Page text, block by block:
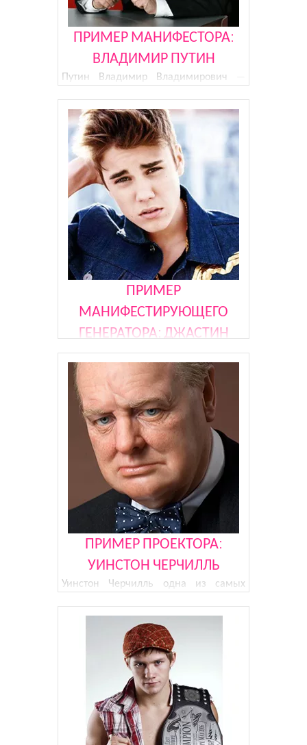
ПРИМЕР МАНИФЕСТОРА:
ВЛАДИМИР ПУТИН
Путин Владимир Владимирович —
(2000-2004, 2004-2008, 2012-),
бывший председатель правительства
Российской Федерации (1999-2000,
2008-2012). Одна из самых
влиятельных и загадочных
политических фигур
ПРИМЕР
МАНИФЕСТИРУЮЩЕГО
ГЕНЕРАТОРА: ДЖАСТИН
БИБЕР (JUSTIN BIEBER)
Джастин Бибер (JUSTIN BIEBER) —
молодой поп-певец, который,
благодаря своим талантам и
выступлениям на YouTub, стал очень
популярным. На сегодняшний день
продал более 15 миллионов копий
своих альбомов. В чем секрет
Джастина? В ве
ПРИМЕР ПРОЕКТОРА:
УИНСТОН ЧЕРЧИЛЛЬ
Уинстон Черчилль одна из самых
Великобритании. Его высказывания
уже давно стали общественным
достоянием. Его биография похожа на
фильм приключенческого жанра.
Давайте посмотрим на Уинстона